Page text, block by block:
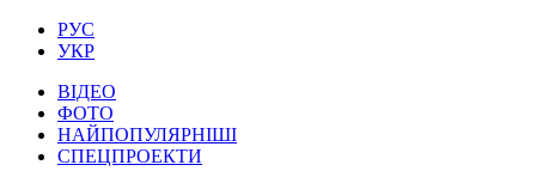
РУС
УКР
ВІДЕО
ФОТО
НАЙПОПУЛЯРНІШІ
СПЕЦПРОЕКТИ